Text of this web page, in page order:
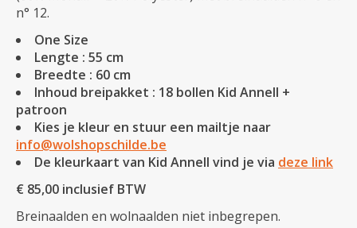
n° 12.
One Size
Lengte : 55 cm
Breedte : 60 cm
Inhoud breipakket : 18 bollen Kid Annell +
patroon
Kies je kleur en stuur een mailtje naar
info@wolshopschilde.be
De kleurkaart van Kid Annell vind je via deze link
€ 85,00 inclusief BTW
Breinaalden en wolnaalden niet inbegrepen.